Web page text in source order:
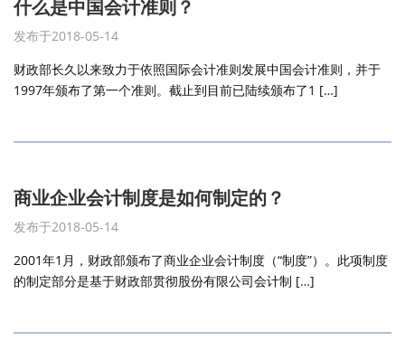
什么是中国会计准则？
发布于2018-05-14
财政部长久以来致力于依照国际会计准则发展中国会计准则，并于
1997年颁布了第一个准则。截止到目前已陆续颁布了1 […]
商业企业会计制度是如何制定的？
发布于2018-05-14
2001年1月，财政部颁布了商业企业会计制度（“制度”）。此项制度
的制定部分是基于财政部贯彻股份有限公司会计制 […]